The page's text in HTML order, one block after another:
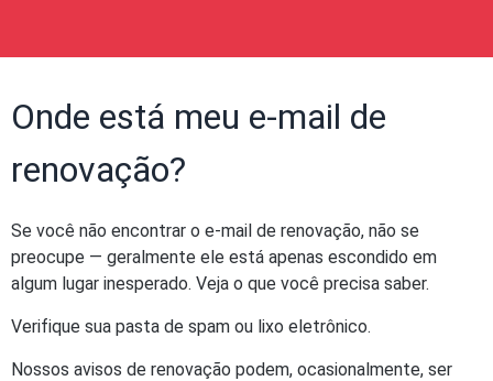
Onde está meu e-mail de
renovação?
Se você não encontrar o e-mail de renovação, não se
preocupe — geralmente ele está apenas escondido em
algum lugar inesperado. Veja o que você precisa saber.
Verifique sua pasta de spam ou lixo eletrônico.
Nossos avisos de renovação podem, ocasionalmente, ser